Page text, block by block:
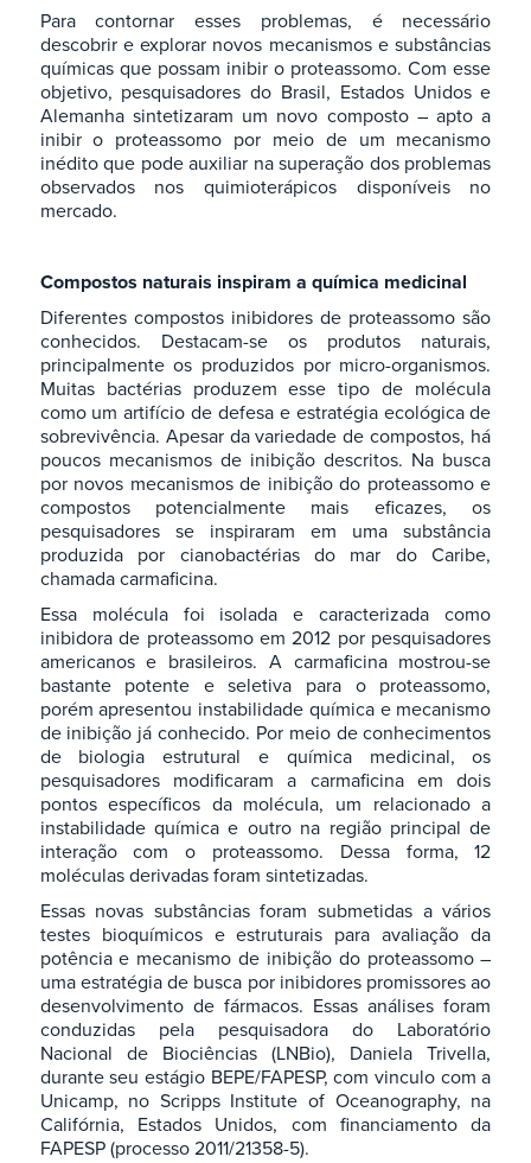
Para contornar esses problemas, é necessário
descobrir e explorar novos mecanismos e substâncias
químicas que possam inibir o proteassomo. Com esse
objetivo, pesquisadores do Brasil, Estados Unidos e
Alemanha sintetizaram um novo composto – apto a
inibir o proteassomo por meio de um mecanismo
inédito que pode auxiliar na superação dos problemas
observados nos quimioterápicos disponíveis no
mercado.
Compostos naturais inspiram a química medicinal
Diferentes compostos inibidores de proteassomo são
conhecidos. Destacam-se os produtos naturais,
principalmente os produzidos por micro-organismos.
Muitas bactérias produzem esse tipo de molécula
como um artifício de defesa e estratégia ecológica de
sobrevivência. Apesar da variedade de compostos, há
poucos mecanismos de inibição descritos. Na busca
por novos mecanismos de inibição do proteassomo e
compostos potencialmente mais eficazes, os
pesquisadores se inspiraram em uma substância
produzida por cianobactérias do mar do Caribe,
chamada carmaficina.
Essa molécula foi isolada e caracterizada como
inibidora de proteassomo em 2012 por pesquisadores
americanos e brasileiros. A carmaficina mostrou-se
bastante potente e seletiva para o proteassomo,
porém apresentou instabilidade química e mecanismo
de inibição já conhecido. Por meio de conhecimentos
de biologia estrutural e química medicinal, os
pesquisadores modificaram a carmaficina em dois
pontos específicos da molécula, um relacionado a
instabilidade química e outro na região principal de
interação com o proteassomo. Dessa forma, 12
moléculas derivadas foram sintetizadas.
Essas novas substâncias foram submetidas a vários
testes bioquímicos e estruturais para avaliação da
potência e mecanismo de inibição do proteassomo –
uma estratégia de busca por inibidores promissores ao
desenvolvimento de fármacos. Essas análises foram
conduzidas pela pesquisadora do Laboratório
Nacional de Biociências (LNBio), Daniela Trivella,
durante seu estágio BEPE/FAPESP, com vinculo com a
Unicamp, no Scripps Institute of Oceanography, na
Califórnia, Estados Unidos, com financiamento da
FAPESP (processo 2011/21358-5).